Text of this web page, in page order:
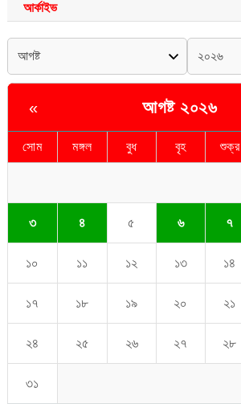
আর্কাইভ
« আগষ্ট ২০২৬
সোম মঙ্গল বুধ বৃহ শুক্র
৩ ৪ ৫ ৬ ৭
১০ ১১ ১২ ১৩ ১৪
১৭ ১৮ ১৯ ২০ ২১
২৪ ২৫ ২৬ ২৭ ২৮
৩১